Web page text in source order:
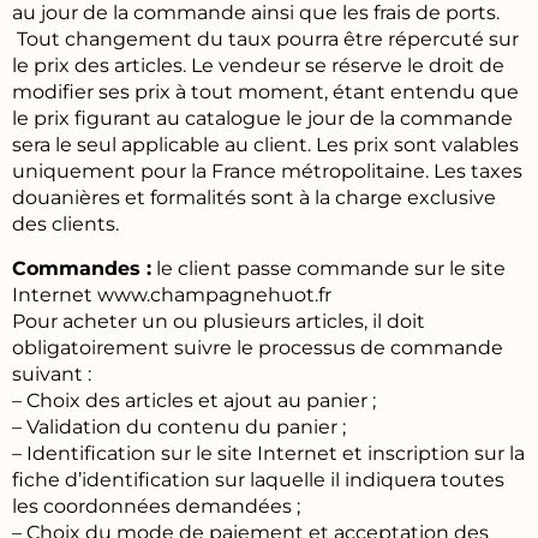
au jour de la commande ainsi que les frais de ports.
Tout changement du taux pourra être répercuté sur
le prix des articles. Le vendeur se réserve le droit de
modifier ses prix à tout moment, étant entendu que
le prix figurant au catalogue le jour de la commande
sera le seul applicable au client. Les prix sont valables
uniquement pour la France métropolitaine. Les taxes
douanières et formalités sont à la charge exclusive
des clients.
Commandes : le client passe commande sur le site
Internet www.champagnehuot.fr
Pour acheter un ou plusieurs articles, il doit
obligatoirement suivre le processus de commande
suivant :
– Choix des articles et ajout au panier ;
– Validation du contenu du panier ;
– Identification sur le site Internet et inscription sur la
fiche d’identification sur laquelle il indiquera toutes
les coordonnées demandées ;
– Choix du mode de paiement et acceptation des